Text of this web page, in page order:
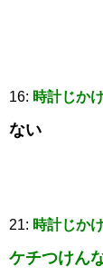
16: 時計じか
ない
21: 時計じか
ケチつけん